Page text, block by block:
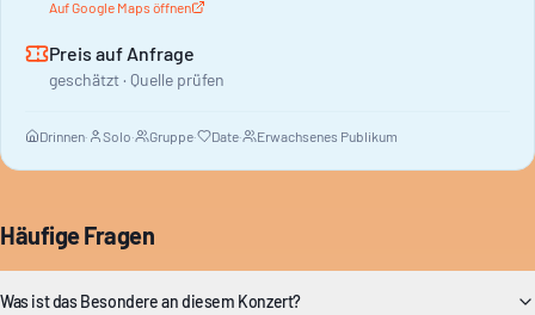
Auf Google Maps öffnen
Preis auf Anfrage
geschätzt · Quelle prüfen
Drinnen· Solo· Gruppe· Date· Erwachsenes Publikum
Häufige Fragen
Was ist das Besondere an diesem Konzert?